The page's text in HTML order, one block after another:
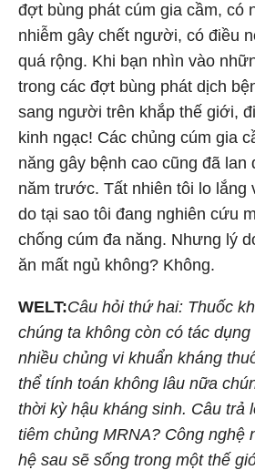
đợt bùng phát cúm gia cầm, có
nhiễm gây chết người, có điều
quá rộng. Khi bạn nhìn vào
trong các đợt bùng phát dịch
sang người trên khắp thế giới,
kinh ngạc! Các chủng cúm gia
năng gây bệnh cao cũng đã lan
năm trước. Tất nhiên tôi lo lắng
do tại sao tôi đang nghiên cứu
chống cúm đa năng. Nhưng lý
ăn mất ngủ không? Không.
WELT:Câu hỏi thứ hai: Thuốc
chúng ta không còn có tác
nhiều chủng vi khuẩn kháng
thể tính toán không lâu nữa
thời kỳ hậu kháng sinh. Câu trả
tiêm chủng MRNA? Công nghệ
hệ sau sẽ sống trong một thế